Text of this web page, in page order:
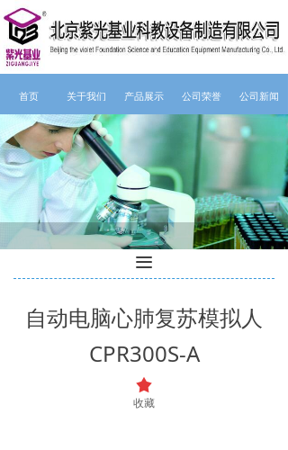
自动电脑心肺复苏模拟人
CPR300S-A
끀
끄
收藏
首页 关于我们 产品展示 公司荣誉 公司新闻